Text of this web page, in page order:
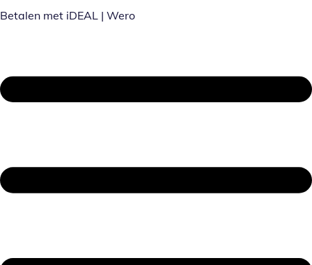
Betalen met iDEAL | Wero